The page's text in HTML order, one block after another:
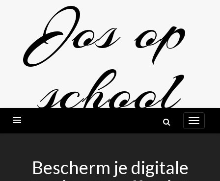
Jos op
school
Bescherm je digitale